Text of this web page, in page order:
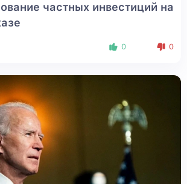
частных инвестиций на
0 0